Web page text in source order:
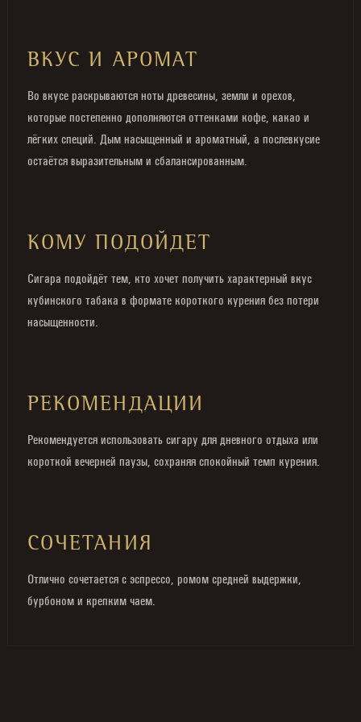
ВКУС И АРОМАТ
Во вкусе раскрываются ноты древесины, земли и орехов,
которые постепенно дополняются оттенками кофе, какао и
лёгких специй. Дым насыщенный и ароматный, а послевкусие
остаётся выразительным и сбалансированным.
КОМУ ПОДОЙДЕТ
Сигара подойдёт тем, кто хочет получить характерный вкус
кубинского табака в формате короткого курения без потери
насыщенности.
РЕКОМЕНДАЦИИ
Рекомендуется использовать сигару для дневного отдыха или
короткой вечерней паузы, сохраняя спокойный темп курения.
СОЧЕТАНИЯ
Отлично сочетается с эспрессо, ромом средней выдержки,
бурбоном и крепким чаем.